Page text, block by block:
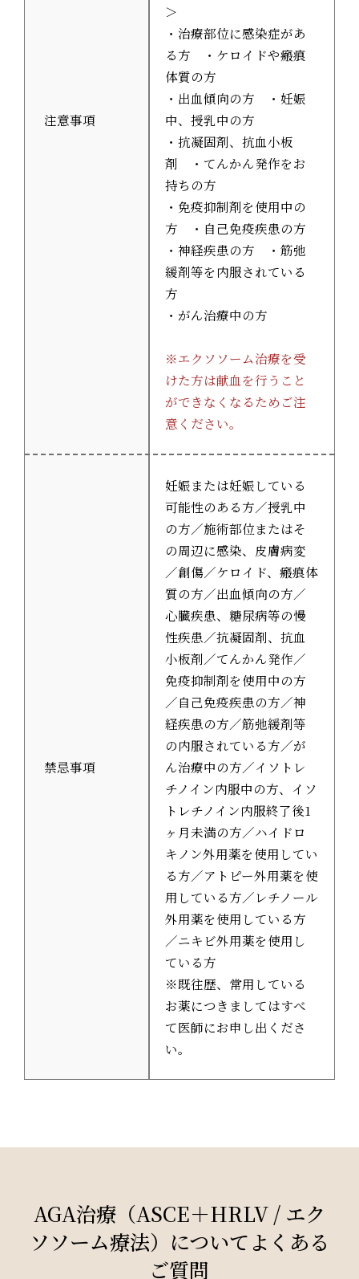
注意事項
＞
・治療部位に感染症があ
る方 ・ケロイドや瘢痕
体質の方
・出血傾向の方 ・妊娠
中、授乳中の方
・抗凝固剤、抗血小板
剤 ・てんかん発作をお
持ちの方
・免疫抑制剤を使用中の
方 ・自己免疫疾患の方
・神経疾患の方 ・筋弛
緩剤等を内服されている
方
・がん治療中の方
※エクソソーム治療を受
けた方は献血を行うこと
ができなくなるためご注
意ください。
禁忌事項
妊娠または妊娠している
可能性のある方／授乳中
の方／施術部位またはそ
の周辺に感染、皮膚病変
／創傷／ケロイド、瘢痕体
質の方／出血傾向の方／
心臓疾患、糖尿病等の慢
性疾患／抗凝固剤、抗血
小板剤／てんかん発作／
免疫抑制剤を使用中の方
／自己免疫疾患の方／神
経疾患の方／筋弛緩剤等
の内服されている方／が
ん治療中の方／イソトレ
チノイン内服中の方、イソ
トレチノイン内服終了後1
ヶ月未満の方／ハイドロ
キノン外用薬を使用してい
る方／アトピー外用薬を使
用している方／レチノール
外用薬を使用している方
／ニキビ外用薬を使用し
ている方
※既往歴、常用している
お薬につきましてはすべ
て医師にお申し出くださ
い。
AGA治療（ASCE＋HRLV / エク
ソソーム療法） についてよくある
ご質問